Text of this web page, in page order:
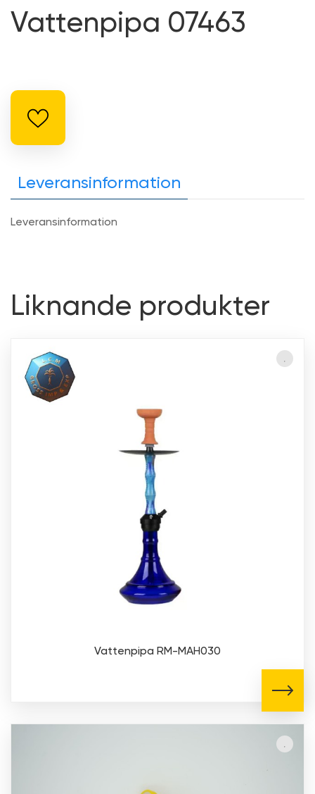
Vattenpipa 07463
Leveransinformation
Leveransinformation
Liknande produkter
Vattenpipa RM-MAH030